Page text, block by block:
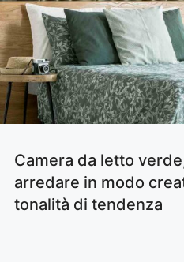
Camera da letto
arredare in modo
tonalità di tendenza